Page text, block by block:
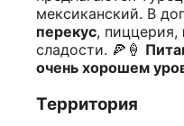
мексиканский. В
перекус, пиццерия,
сладости. 🍕🍦
очень хорошем
Территория